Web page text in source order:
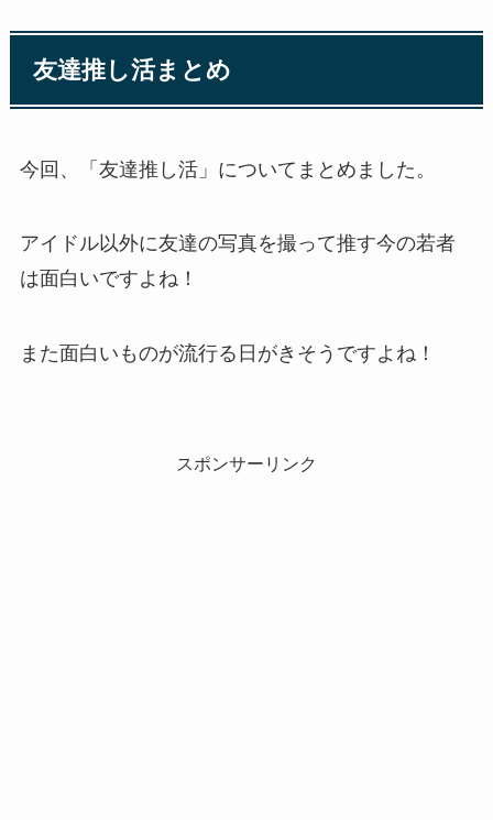
友達推し活まとめ
今回、「友達推し活」についてまとめました。
アイドル以外に友達の写真を撮って推す今の若者
は面白いですよね！
また面白いものが流行る日がきそうですよね！
スポンサーリンク